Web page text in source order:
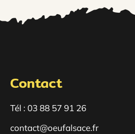
Contact
Tél : 03 88 57 91 26
contact@oeufalsace.fr